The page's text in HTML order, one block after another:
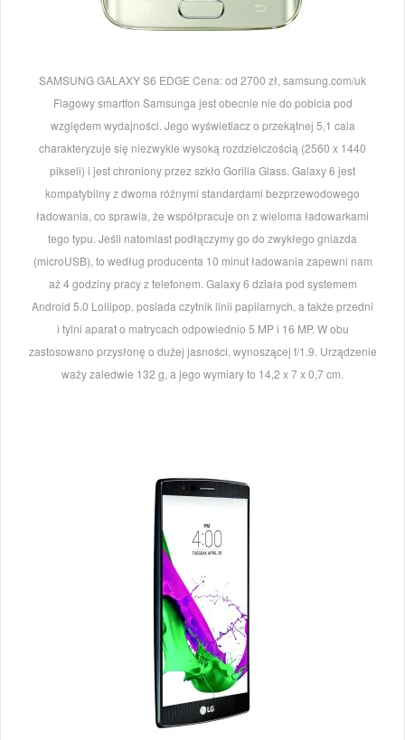
SAMSUNG GALAXY S6 EDGE Cena: od 2700 zł, samsung.com/uk
Flagowy smartfon Samsunga jest obecnie nie do pobicia pod
względem wydajności. Jego wyświetlacz o przekątnej 5,1 cala
charakteryzuje się niezwykle wysoką rozdzielczością (2560 x 1440
pikseli) i jest chroniony przez szkło Gorilla Glass. Galaxy 6 jest
kompatybilny z dwoma różnymi standardami bezprzewodowego
ładowania, co sprawia, że współpracuje on z wieloma ładowarkami
tego typu. Jeśli natomiast podłączymy go do zwykłego gniazda
(microUSB), to według producenta 10 minut ładowania zapewni nam
aż 4 godziny pracy z telefonem. Galaxy 6 działa pod systemem
Android 5.0 Lollipop, posiada czytnik linii papilarnych, a także przedni
i tylni aparat o matrycach odpowiednio 5 MP i 16 MP. W obu
zastosowano przysłonę o dużej jasności, wynoszącej f/1.9. Urządzenie
waży zaledwie 132 g, a jego wymiary to 14,2 x 7 x 0,7 cm.